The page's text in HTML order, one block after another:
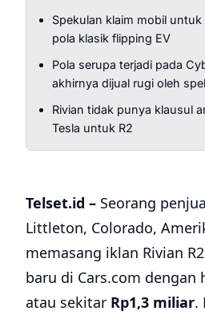
Spekulan klaim mobil
pola klasik flipping EV
Pola serupa terjadi pada
akhirnya dijual rugi oleh
Rivian tidak punya klausul
Tesla untuk R2
Telset.id – Seorang
Littleton, Colorado,
memasang iklan Rivian
baru di Cars.com dengan
atau sekitar Rp1,3 miliar.